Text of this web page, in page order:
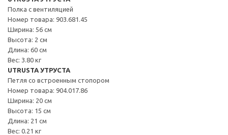
Полка с вентиляцией
Номер товара: 903.681.45
Ширина: 56 см
Высота: 2 см
Длина: 60 см
Вес: 3.80 кг
UTRUSTA УТРУСТА
Петля со встроенным стопором
Номер товара: 904.017.86
Ширина: 20 см
Высота: 15 см
Длина: 21 см
Вес: 0.21 кг